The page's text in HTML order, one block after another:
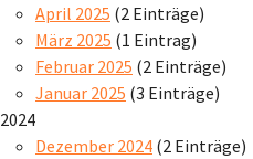
April 2025 (2 Einträge)
März 2025 (1 Eintrag)
Februar 2025 (2 Einträge)
Januar 2025 (3 Einträge)
2024
Dezember 2024 (2 Einträge)